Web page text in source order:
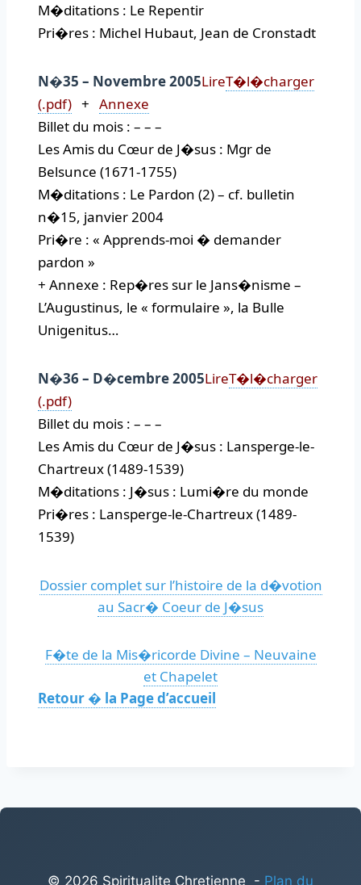
M�ditations : Le Repentir
Pri�res : Michel Hubaut, Jean de Cronstadt
N�35 – Novembre 2005LireT�l�charger
(.pdf) + Annexe
Billet du mois : – – –
Les Amis du Cœur de J�sus : Mgr de
Belsunce (1671-1755)
M�ditations : Le Pardon (2) – cf. bulletin
n�15, janvier 2004
Pri�re : « Apprends-moi � demander
pardon »
+ Annexe : Rep�res sur le Jans�nisme –
L’Augustinus, le « formulaire », la Bulle
Unigenitus…
N�36 – D�cembre 2005LireT�l�charger
(.pdf)
Billet du mois : – – –
Les Amis du Cœur de J�sus : Lansperge-le-
Chartreux (1489-1539)
M�ditations : J�sus : Lumi�re du monde
Pri�res : Lansperge-le-Chartreux (1489-
1539)
Dossier complet sur l’histoire de la d�votion
au Sacr� Coeur de J�sus
F�te de la Mis�ricorde Divine – Neuvaine
et Chapelet
Retour � la Page d’accueil
© 2026 Spiritualite Chretienne - Plan du